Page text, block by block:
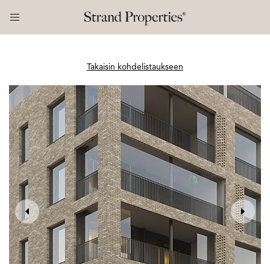
Takaisin kohdelistaukseen